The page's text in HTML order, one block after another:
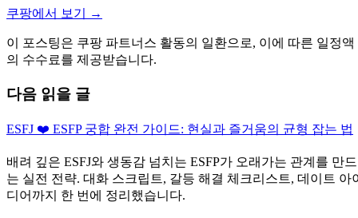
쿠팡에서 보기 →
이 포스팅은 쿠팡 파트너스 활동의 일환으로, 이에 따른 일정액
의 수수료를 제공받습니다.
다음 읽을 글
ESFJ ❤️ ESFP 궁합 완전 가이드: 현실과 즐거움의 균형 잡는 법
배려 깊은 ESFJ와 생동감 넘치는 ESFP가 오래가는 관계를 만드
는 실전 전략. 대화 스크립트, 갈등 해결 체크리스트, 데이트 아
디어까지 한 번에 정리했습니다.